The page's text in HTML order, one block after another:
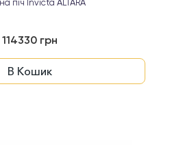
піч Invicta ALTARA
114330 грн
В Кошик